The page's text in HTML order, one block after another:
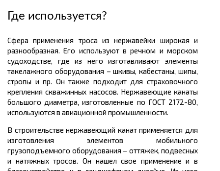
Где используется?
Сфера применения троса из нержавейки широкая и
разнообразная. Его используют в речном и морском
судоходстве, где из него изготавливают элементы
такелажного оборудования – шкивы, кабестаны, шипы,
стропы и пр. Он также подходит для страховочного
крепления скважинных насосов. Нержавеющие канаты
большого диаметра, изготовленные по ГОСТ 2172-80,
используются в авиационной промышленности.
В строительстве нержавеющий канат применяется для
изготовления элементов мобильного
грузоподъемного оборудования – оттяжек, подвесных
и натяжных тросов. Он нашел свое применение и в